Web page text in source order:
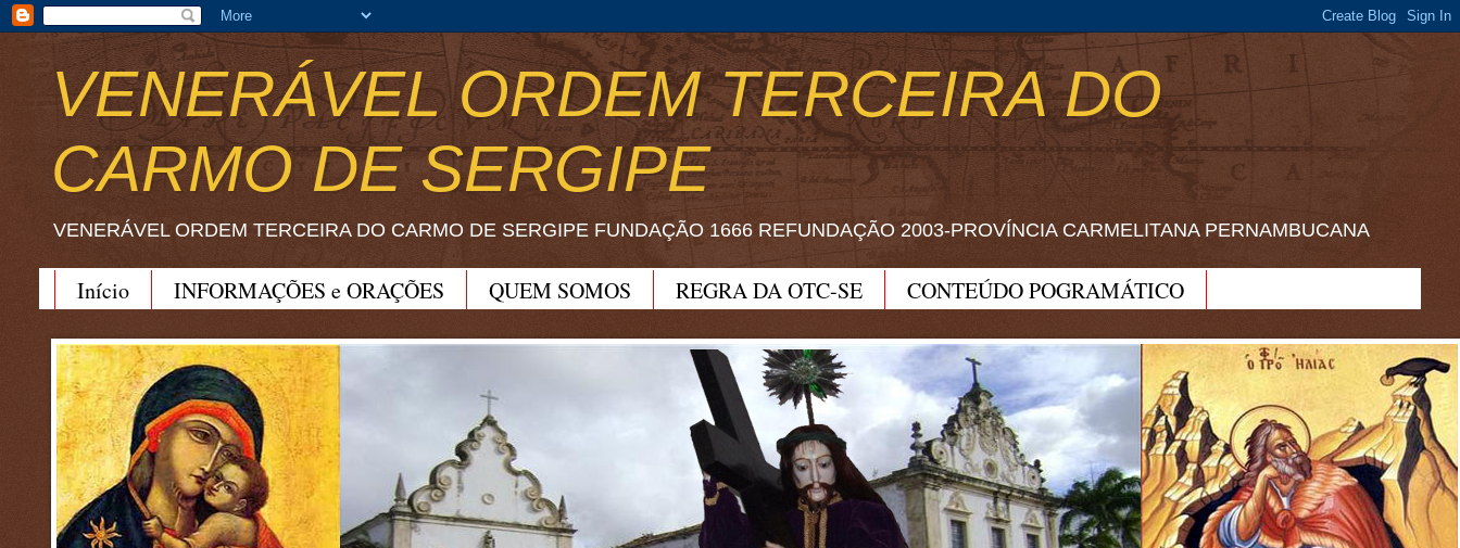
VENERÁVEL ORDEM TERCEIRA DO
CARMO DE SERGIPE
VENERÁVEL ORDEM TERCEIRA DO CARMO DE SERGIPE FUNDAÇÃO 1666 REFUNDAÇÃO 2003-PROVÍNCIA CARMELITANA PERNAMBUCANA
Início INFORMAÇÕES e ORAÇÕES QUEM SOMOS REGRA DA OTC-SE
CONTEÚDO POGRAMÁTICO